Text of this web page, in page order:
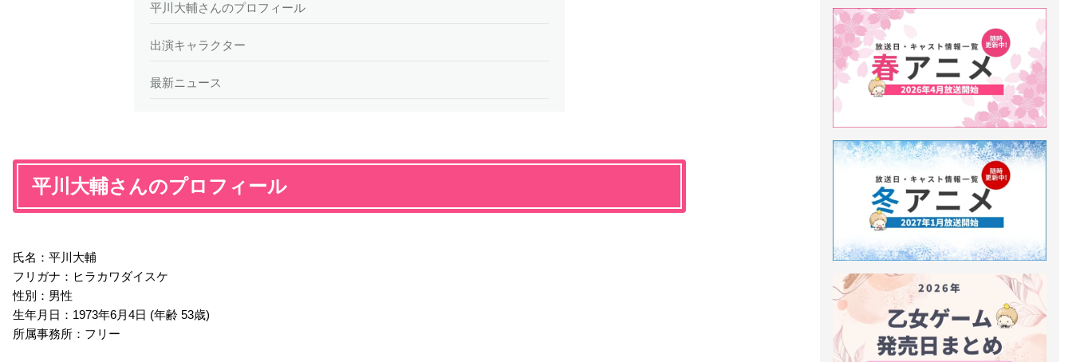
平川大輔さんのプロフィール
出演キャラクター
最新ニュース
平川大輔さんのプロフィール
氏名：平川大輔
フリガナ：ヒラカワダイスケ
性別：男性
生年月日：1973年6月4日 (年齢 53歳)
所属事務所：フリー